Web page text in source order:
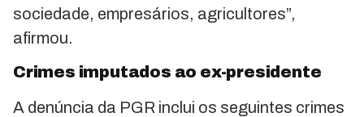
sociedade, empresários, agricultores”,
afirmou.
Crimes imputados ao ex-presidente
A denúncia da PGR inclui os seguintes crimes